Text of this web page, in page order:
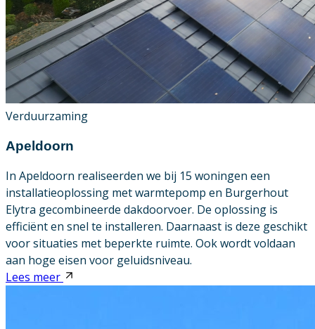
Verduurzaming
Apeldoorn
In Apeldoorn realiseerden we bij 15 woningen een
installatieoplossing met warmtepomp en Burgerhout
Elytra gecombineerde dakdoorvoer. De oplossing is
efficiënt en snel te installeren. Daarnaast is deze geschikt
voor situaties met beperkte ruimte. Ook wordt voldaan
aan hoge eisen voor geluidsniveau.
Lees meer